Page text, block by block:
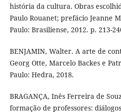
história da cultura. Obras
Paulo Rouanet; prefácio Jeanne
Paulo: Brasiliense, 2012. p. 213-
BENJAMIN, Walter. A arte de
Georg Otte, Marcelo Backes e
Paulo: Hedra, 2018.
BRAGANÇA, Inês Ferreira de
formação de professores: